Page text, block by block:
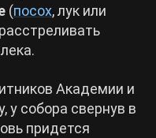
(посох, лук или
Академии и
у собора свернув в
придется